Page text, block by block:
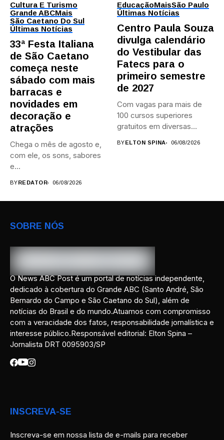
Cultura E Turismo
Grande ABCMais
São Caetano Do Sul
Últimas Notícias
33ª Festa Italiana
de São Caetano
começa neste
sábado com mais
barracas e
novidades em
decoração e
atrações
Chega o mês de agosto e,
com ele, os sons, sabores
e...
BYREDATOR 06/08/2026
EducaçãoMaisSão Paulo
Últimas Notícias
Centro Paula Souza
divulga calendário
do Vestibular das
Fatecs para o
primeiro semestre
de 2027
Com vagas para mais de
100 cursos superiores
gratuitos em diversas
BYELTON SPINA 06/08/2026
SOBRE NÓS
O News ABC Post é um portal de notícias independente,
dedicado à cobertura do Grande ABC (Santo André, São
Bernardo do Campo e São Caetano do Sul), além de
notícias do Brasil e do mundo.Atuamos com compromisso
com a veracidade dos fatos, responsabilidade jornalística e
interesse público.Responsável editorial: Elton Spina –
Jornalista DRT 0095903/SP
INSCREVA-SE
Inscreva-se em nossa lista de e-mails para receber